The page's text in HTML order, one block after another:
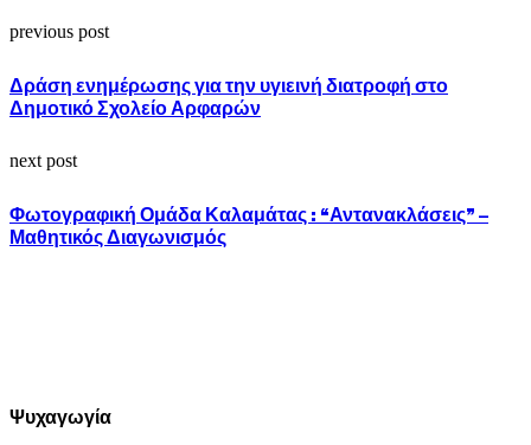
previous post
Δράση ενημέρωσης για την υγιεινή διατροφή στο
Δημοτικό Σχολείο Αρφαρών
next post
Φωτογραφική Ομάδα Καλαμάτας : “Αντανακλάσεις” –
Μαθητικός Διαγωνισμός
Ψυχαγωγία